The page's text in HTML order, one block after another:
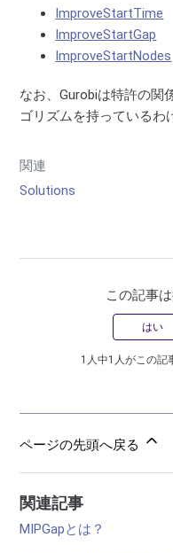
ImproveStartTime
ImproveStartGap
ImproveStartNodes
なお、Gurobiは特許の関
ゴリズムを持っているわ
関連
Solutions
この記事
はい
1人中1人がこの記
ページの先頭へ戻る
関連記事
MIPGapとは？